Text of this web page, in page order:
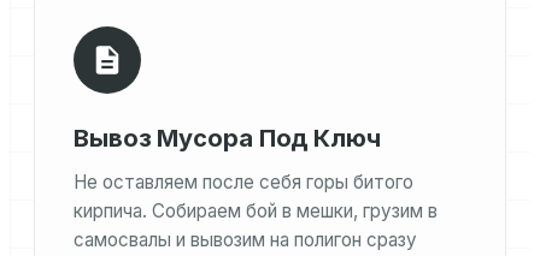
Вывоз Мусора Под Ключ
Не оставляем после себя горы битого
кирпича. Собираем бой в мешки, грузим в
самосвалы и вывозим на полигон сразу